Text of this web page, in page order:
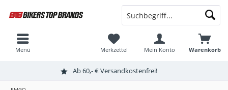
Ab 60,- € Versandkostenfrei!
Warenkorb
Merkzettel Mein Konto
Menü